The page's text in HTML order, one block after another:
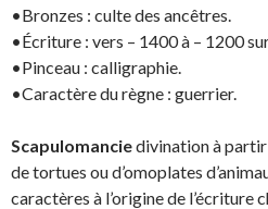
•Bronzes : culte des ancêtres.
•Écriture : vers – 1400 à – 1200
•Pinceau : calligraphie.
•Caractère du règne : guerrier.
Scapulomanciedivination à
de tortues ou d’omoplates
caractères à l’origine de l’écriture